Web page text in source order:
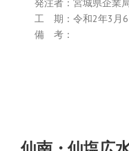
発注者：宮城県企業
工 期：令和2年3月6
備 考：